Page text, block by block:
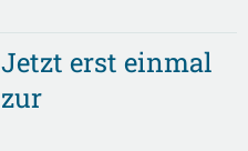
Jetzt erst einmal
zur